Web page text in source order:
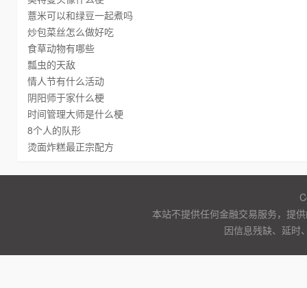
薏米可以和绿豆一起煮吗
炒包菜丝怎么做好吃
食草动物有哪些
瓢虫的天敌
情人节有什么活动
阴阳师于家什么梗
时间管理大师是什么梗
8个人的队形
烫面炸糕最正宗配方
本站不提供任何金融交易服务，提
因信息残缺、延时